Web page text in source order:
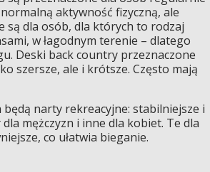
aktywność fizyczną, ale
są dla osób, dla których to rodzaj
w łagodnym terenie – dlatego
Deski back country przeznaczone
szersze, ale i krótsze. Często mają
narty rekreacyjne: stabilniejsze i
mężczyzn i inne dla kobiet. Te dla
co ułatwia bieganie.